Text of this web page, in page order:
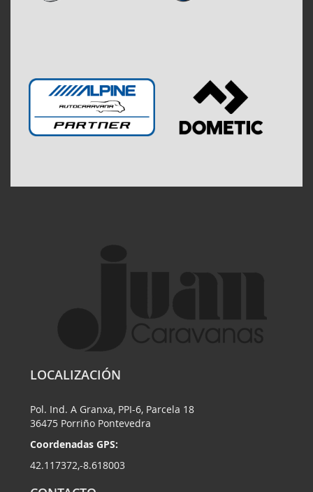
LOCALIZACIÓN
Pol. Ind. A Granxa, PPI-6, Parcela 18
36475 Porriño Pontevedra
Coordenadas GPS:
42.117372,-8.618003